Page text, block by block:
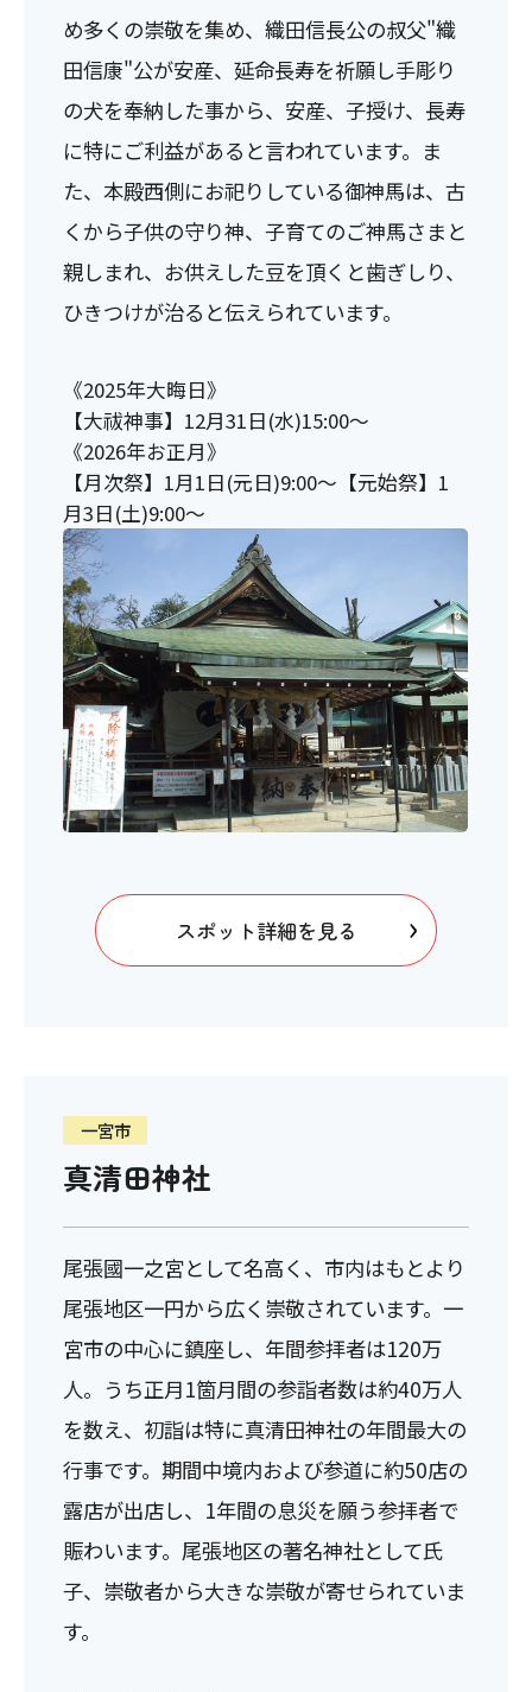
め多くの崇敬を集め、織田信長公の叔父"織
田信康"公が安産、延命長寿を祈願し手彫り
の犬を奉納した事から、安産、子授け、長寿
に特にご利益があると言われています。ま
た、本殿西側にお祀りしている御神馬は、古
くから子供の守り神、子育てのご神馬さまと
親しまれ、お供えした豆を頂くと歯ぎしり、
ひきつけが治ると伝えられています。
《2025年大晦日》
【大祓神事】12月31日(水)15:00～
《2026年お正月》
【月次祭】1月1日(元日)9:00～【元始祭】1
月3日(土)9:00～
スポット詳細を見る
一宮市
真清田神社
尾張國一之宮として名高く、市内はもとより
尾張地区一円から広く崇敬されています。一
宮市の中心に鎮座し、年間参拝者は120万
人。うち正月1箇月間の参詣者数は約40万人
を数え、初詣は特に真清田神社の年間最大の
行事です。期間中境内および参道に約50店の
露店が出店し、1年間の息災を願う参拝者で
賑わいます。尾張地区の著名神社として氏
子、崇敬者から大きな崇敬が寄せられていま
す。